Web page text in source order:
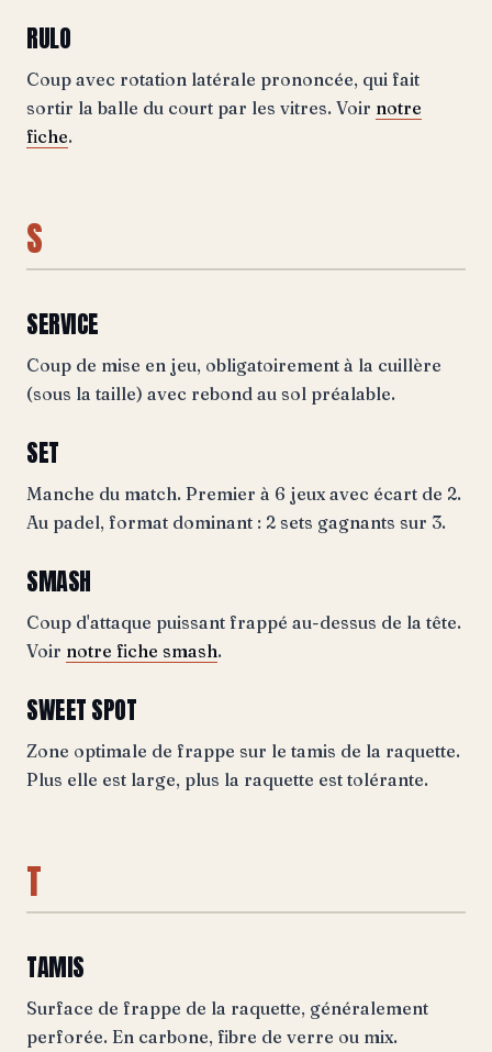
RULO
Coup avec rotation latérale prononcée, qui fait
sortir la balle du court par les vitres. Voir notre
fiche.
S
SERVICE
Coup de mise en jeu, obligatoirement à la cuillère
(sous la taille) avec rebond au sol préalable.
SET
Manche du match. Premier à 6 jeux avec écart de 2.
Au padel, format dominant : 2 sets gagnants sur 3.
SMASH
Coup d'attaque puissant frappé au-dessus de la tête.
Voir notre fiche smash.
SWEET SPOT
Zone optimale de frappe sur le tamis de la raquette.
Plus elle est large, plus la raquette est tolérante.
T
TAMIS
Surface de frappe de la raquette, généralement
perforée. En carbone, fibre de verre ou mix.